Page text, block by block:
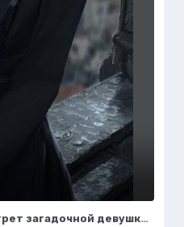
Таинственная готика: портрет загадочной девушки на крыше. Изображение из нейросети Midjourney